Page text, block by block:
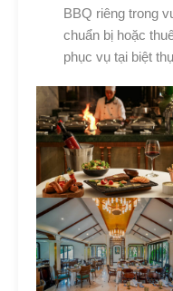
BBQ riêng trong
chuẩn bị hoặc
phục vụ tại biệt